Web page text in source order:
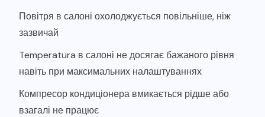
Повітря в салоні охолоджується повільніше, ніж
зазвичай
Temperatura в салоні не досягає бажаного рівня
навіть при максимальних налаштуваннях
Компресор кондиціонера вмикається рідше або
взагалі не працює